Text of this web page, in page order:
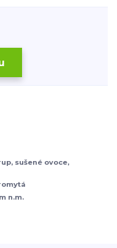
sušené ovoce,
n.m.